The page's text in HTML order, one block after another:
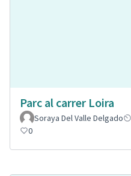
Parc al carrer Loira
Soraya Del Valle Delgado
0